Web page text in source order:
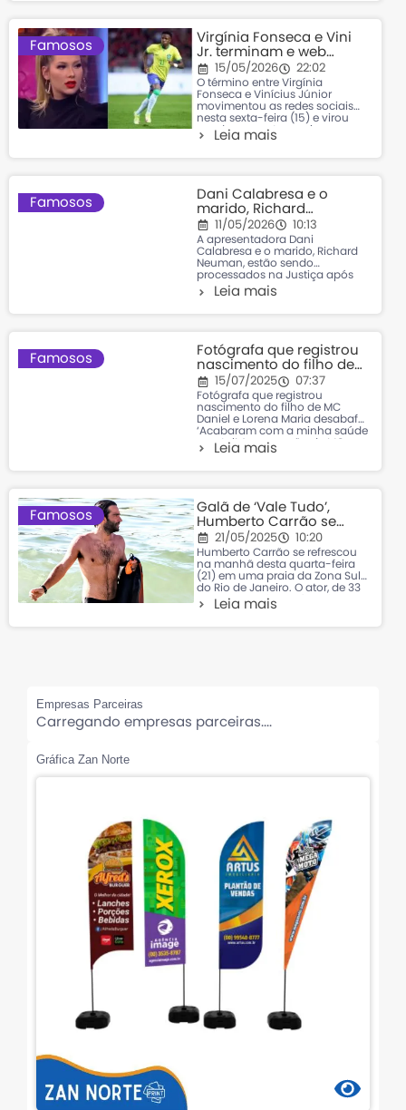
Rondonópolis morreram após
um grave acidente envolvendo
um carro de passeio e uma
carreta
Famosos
Virgínia Fonseca e Vini
Jr. terminam e web
aponta motivo
estratégico por trás da
separação
15/05/2026 22:02
O término entre Virgínia
Fonseca e Vinícius Júnior
movimentou as redes sociais
nesta sexta-feira (15) e virou
um dos assuntos mais
comentados do dia. Depois de
separação pegou muitos fãs de
surpresa. Nas redes sociais,
surgiram várias teorias sobre
Leia mais
Famosos
Dani Calabresa e o
marido, Richard
Neuman, estão sendo
processados na Justiça
11/05/2026 10:13
A apresentadora Dani
Calabresa e o marido, Richard
Neuman, estão sendo
processados na Justiça após
desistirem da locação de um
apartamento de luxo na Barra
Bernardo, nascido em julho de
2025, teria cancelado o aluguel
do imóvel
Leia mais
Famosos
Fotógrafa que registrou
nascimento do filho de
MC Daniel e Lorena
Maria desabafa
15/07/2025 07:37
Fotógrafa que registrou
nascimento do filho de MC
Daniel e Lorena Maria desabafa:
‘Acabaram com a minha saúde
mental’ A separação de MC
Daniel e Lorena Maria continua
nascimento de Rás, filho do ex-
casal, decidiu soltar o verbo
sobre o trabalho para
Leia mais
Famosos
Galã de ‘Vale Tudo’,
Humberto Carrão se
refresca em praia do Rio;
fotos
21/05/2025 10:20
Humberto Carrão se refrescou
na manhã desta quarta-feira
(21) em uma praia da Zona Sul
do Rio de Janeiro. O ator, de 33
anos, aproveitou a folguinha
das gravações de Vale Tudo
Leia mais
Empresas Parceiras
Carregando empresas parceiras....
Gráfica Zan Norte